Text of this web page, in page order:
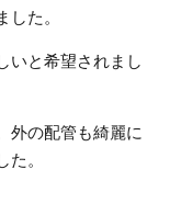
た。
いと希望されまし
外の配管も綺麗に
。